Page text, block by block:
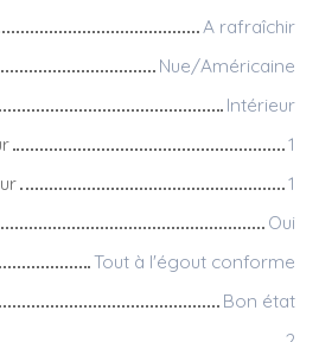
A rafraîchir
Nue/Américaine
Intérieur
1
1
Oui
Tout à l'égout conforme
Bon état